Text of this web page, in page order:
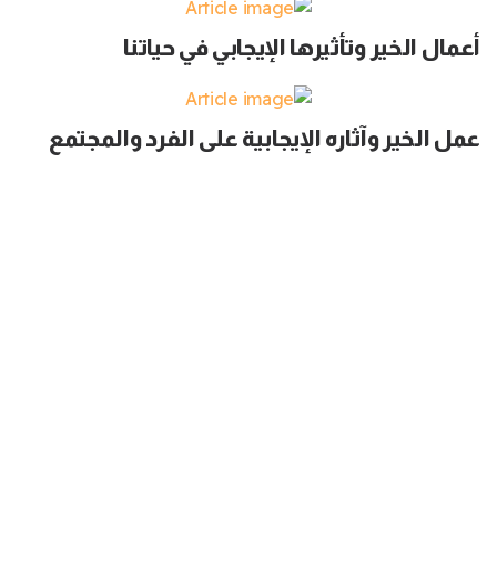
أعمال الخير وتأثيرها الإيجابي في حياتنا
عمل الخير وآثاره الإيجابية على الفرد والمجتمع